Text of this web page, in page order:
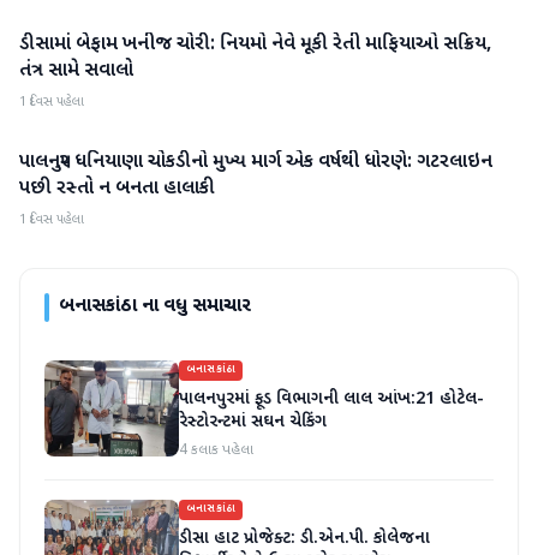
બનાસકાંઠા
ડીસામાં બેફામ ખનીજ ચોરી: નિયમો નેવે મૂકી રેતી માફિયાઓ સક્રિય,
તંત્ર સામે સવાલો
1 દિવસ પહેલા
બનાસકાંઠા
પાલનપુર ધનિયાણા ચોકડીનો મુખ્ય માર્ગ એક વર્ષથી ધોરણે: ગટરલાઇન
પછી રસ્તો ન બનતા હાલાકી
1 દિવસ પહેલા
બનાસકાંઠાના વધુ સમાચાર
બનાસકાંઠા
પાલનપુરમાં ફૂડ વિભાગની લાલ આંખ:21 હોટેલ-
રેસ્ટોરન્ટમાં સઘન ચેકિંગ
4 કલાક પહેલા
બનાસકાંઠા
ડીસા હાટ પ્રોજેક્ટ: ડી.એન.પી. કોલેજના